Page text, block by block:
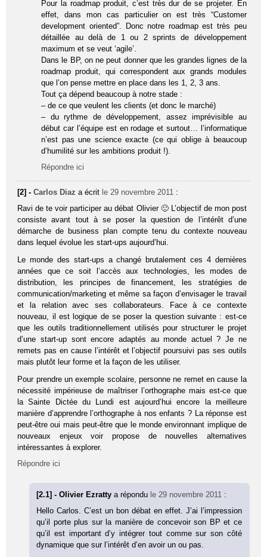
Pour la roadmap produit, c’est très dur de se projeter. En
effet, dans mon cas particulier on est très “Customer
development oriented”. Donc notre roadmap est très peu
détaillée au delà de 1 ou 2 sprints de développement
maximum et se veut ‘agile’.
Dans le BP, on ne peut donner que les grandes lignes de la
roadmap produit, qui correspondent aux grands modules
que l’on pense mettre en place dans les 1, 2, 3 ans.
Tout ça dépend beaucoup à notre stade :
– de ce que veulent les clients (et donc le marché)
– du rythme de développement, assez imprévisible au
début car l’équipe est en rodage et surtout… l’informatique
n’est pas une science exacte (ce qui oblige à beaucoup
d’humilité sur les ambitions produit !).
Répondre ici
[2] -Carlos Diaz a écrit le 29 novembre 2011 :
Ravi de te voir participer au débat Olivier 🙂 L’objectif de mon post
consiste avant tout à se poser la question de l’intérêt d’une
démarche de business plan compte tenu du contexte nouveau
dans lequel évolue les start-ups aujourd’hui.
Le monde des start-ups a changé brutalement ces 4 dernières
années que ce soit l’accès aux technologies, les modes de
distribution, les principes de financement, les stratégies de
communication/marketing et même sa façon d’envisager le travail
et la relation avec ses collaborateurs. Face à ce contexte
nouveau, il est logique de se poser la question suivante : est-ce
que les outils traditionnellement utilisés pour structurer le projet
d’une start-up sont encore adaptés au monde actuel ? Je ne
remets pas en cause l’intérêt et l’objectif poursuivi pas ses outils
mais plutôt leur forme et la façon de les utiliser.
Pour prendre un exemple scolaire, personne ne remet en cause la
nécessité impérieuse de maîtriser l’orthographe mais est-ce que
la Sainte Dictée du Lundi est aujourd’hui encore la meilleure
manière d’apprendre l’orthographe à nos enfants ? La réponse est
peut-être oui mais peut-être que le monde environnant implique de
nouveaux enjeux voir propose de nouvelles alternatives
intéressantes à explorer.
Répondre ici
[2.1] - Olivier Ezrattya répondu le 29 novembre 2011 :
Hello Carlos. C’est un bon débat en effet. J’ai l’impression
qu’il porte plus sur la manière de concevoir son BP et ce
qu’il est important d’y intégrer tout comme sur son côté
dynamique que sur l’intérêt d’en avoir un ou pas.